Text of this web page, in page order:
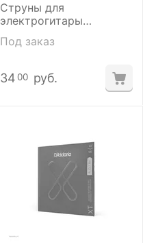
Струны для
электрогитары
D'Addario EXL110BT
Под заказ
34 00 руб.